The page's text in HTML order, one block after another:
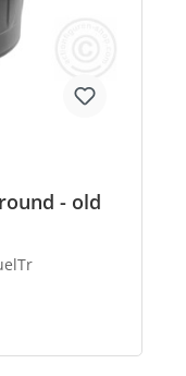
- old